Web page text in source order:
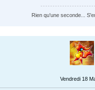
Rien qu'une seconde...
Vendredi 18